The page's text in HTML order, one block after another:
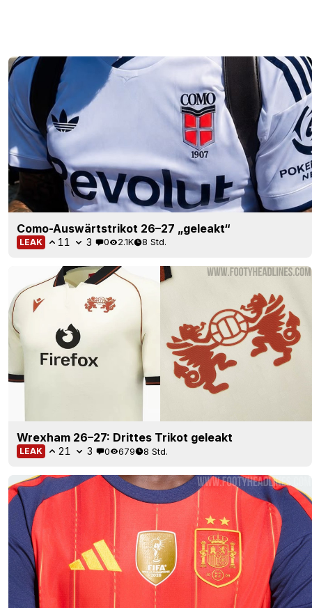
Como-Auswärtstrikot 26–27 „geleakt“
LEAK 11 3 0 2.1K 8 Std.
Wrexham 26–27: Drittes Trikot geleakt
LEAK 21 3 0 679 8 Std.